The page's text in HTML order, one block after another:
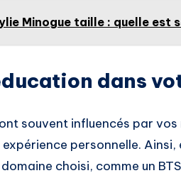
Minogue taille : quelle est
dans
souvent influencés par
personnelle. Ainsi,
choisi, comme un